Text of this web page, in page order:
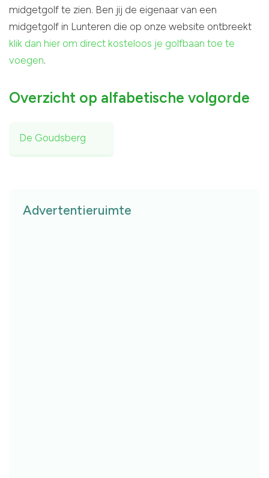
midgetgolf te zien. Ben jij de eigenaar van een
midgetgolf in Lunteren die op onze website ontbreekt
klik dan hier om direct kosteloos je golfbaan toe te
voegen.
Overzicht op alfabetische volgorde
De Goudsberg
Advertentieruimte